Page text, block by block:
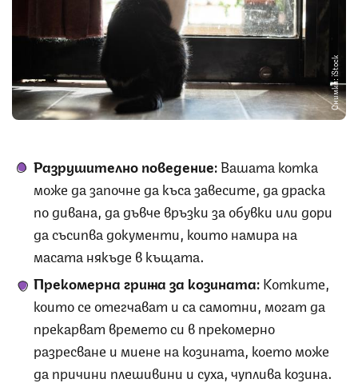
Снимка: iStock
Разрушително поведение:Вашата котка
може да започне да къса завесите, да драска
по дивана, да дъвче връзки за обувки или дори
да съсипва документи, които намира на
масата някъде в къщата.
Прекомерна грижа за козината:Котките,
които се отегчават и са самотни, могат да
прекарват времето си в прекомерно
разресване и миене на козината, което може
да причини плешивини и суха, чуплива козина.